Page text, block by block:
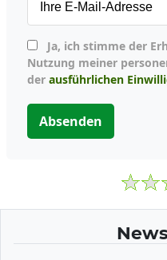
Nutzung meiner
der ausführlichen
Absenden